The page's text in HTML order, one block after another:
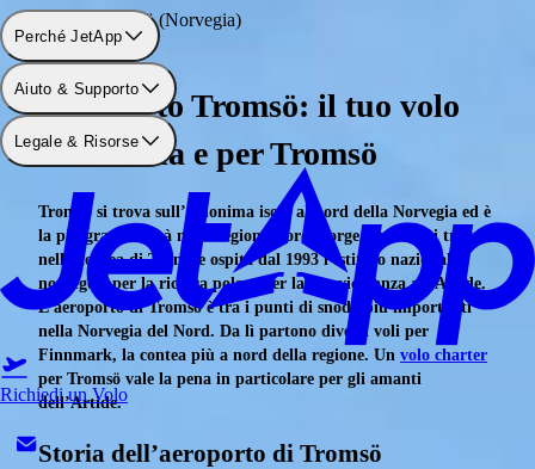
Perché JetApp
Aiuto & Supporto
Legale & Risorse
Richiedi un Volo
Aeroporto: Tromsö (Norvegia)
Aeroporto Tromsö: il tuo volo
charter da e per Tromsö
Tromsö si trova sull’omonima isola al nord della Norvegia ed è
la più grande città nella regione Nord-Norge. Tromsö si trova
nella contea di Troms e ospita dal 1993 l’istituto nazionale
norvegese per la ricerca polare per la sua vicinanza all’Artide.
L’aeroporto di Tromsö è tra i punti di snodo più importanti
nella Norvegia del Nord. Da lì partono diversi voli per
Finnmark, la contea più a nord della regione. Un volo charter
per Tromsö vale la pena in particolare per gli amanti
dell’Artide.
Storia dell’aeroporto di Tromsö